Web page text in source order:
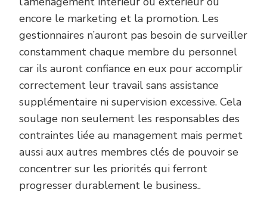
encore le marketing et la promotion. Les
gestionnaires n’auront pas besoin de surveiller
constamment chaque membre du personnel
car ils auront confiance en eux pour accomplir
correctement leur travail sans assistance
supplémentaire ni supervision excessive. Cela
soulage non seulement les responsables des
contraintes liée au management mais permet
aussi aux autres membres clés de pouvoir se
concentrer sur les priorités qui ferront
progresser durablement le business..